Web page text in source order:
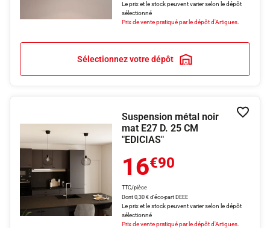
Le prix et le stock peuvent varier selon le dépôt
sélectionné
Prix de vente pratiqué par le dépôt d'Artigues.
Sélectionnez votre dépôt
Suspension métal noir
mat E27 D. 25 CM
"EDICIAS"
16€90
TTC/pièce
Dont 0,30 € d'éco-part DEEE
Le prix et le stock peuvent varier selon le dépôt
sélectionné
Prix de vente pratiqué par le dépôt d'Artigues.